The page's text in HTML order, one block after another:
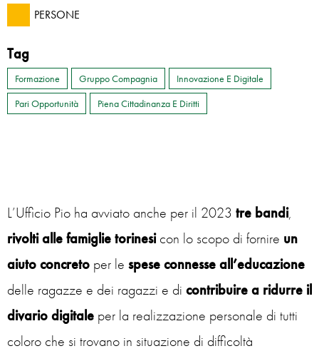
PERSONE
Tag
Formazione Gruppo Compagnia
Innovazione E Digitale
Pari Opportunità
Piena Cittadinanza E Diritti
L’Ufficio Pio ha avviato anche per il 2023 tre bandi,
rivolti alle famiglie torinesicon lo scopo di fornire un
aiuto concreto per le spese connesseall’educazione
delle ragazze e dei ragazzi e di contribuire a ridurre il
divario digitale per la realizzazione personale di tutti
coloro che si trovano in situazione di difficoltà